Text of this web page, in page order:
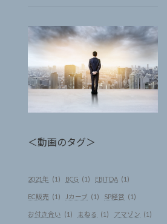
＜動画のタグ＞
2021年 (1) BCG (1) EBITDA (1)
EC販売 (1) Jカーブ (1) SP経営 (1)
お付き合い (1) まねる (1) アマゾン (1)